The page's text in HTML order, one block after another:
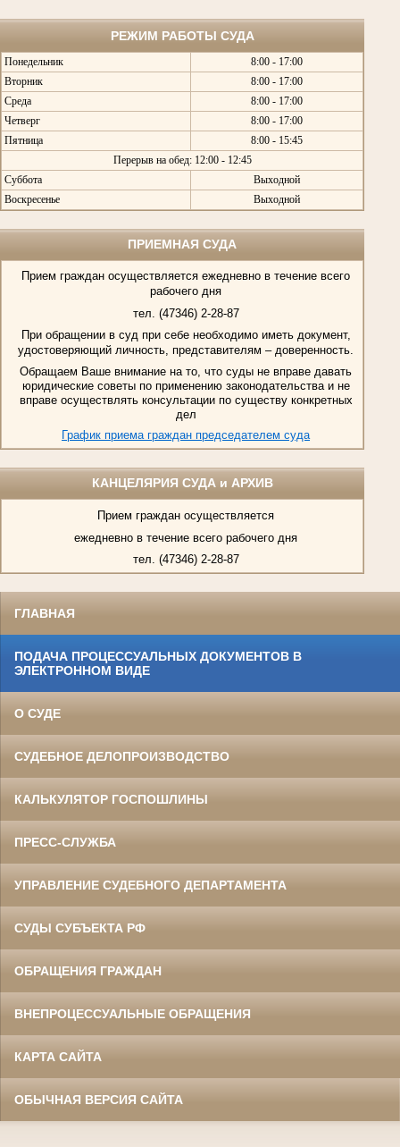
РЕЖИМ РАБОТЫ СУДА
Понедельник
8:00 - 17:00
Вторник
8:00 - 17:00
Среда
8:00 - 17:00
Четверг
8:00 - 17:00
Пятница
8:00 - 15:45
Перерыв на обед: 12:00 - 12:45
Суббота
Выходной
Воскресенье
Выходной
ПРИЕМНАЯ СУДА
Прием граждан осуществляется ежедневно в течение всего
рабочего дня
тел. (47346) 2-28-87
При обращении в суд при себе необходимо иметь документ,
удостоверяющий личность, представителям – доверенность.
Обращаем Ваше внимание на то, что суды не вправе давать
юридические советы по применению законодательства и не
вправе осуществлять консультации по существу конкретных
дел
График приема граждан председателем суда
КАНЦЕЛЯРИЯ СУДА и АРХИВ
Прием граждан осуществляется
ежедневно в течение всего рабочего дня
тел. (47346) 2-28-87
ГЛАВНАЯ
ПОДАЧА ПРОЦЕССУАЛЬНЫХ ДОКУМЕНТОВ В
ЭЛЕКТРОННОМ ВИДЕ
О СУДЕ
СУДЕБНОЕ ДЕЛОПРОИЗВОДСТВО
КАЛЬКУЛЯТОР ГОСПОШЛИНЫ
ПРЕСС-СЛУЖБА
УПРАВЛЕНИЕ СУДЕБНОГО ДЕПАРТАМЕНТА
СУДЫ СУБЪЕКТА РФ
ОБРАЩЕНИЯ ГРАЖДАН
ВНЕПРОЦЕССУАЛЬНЫЕ ОБРАЩЕНИЯ
КАРТА САЙТА
ОБЫЧНАЯ ВЕРСИЯ САЙТА